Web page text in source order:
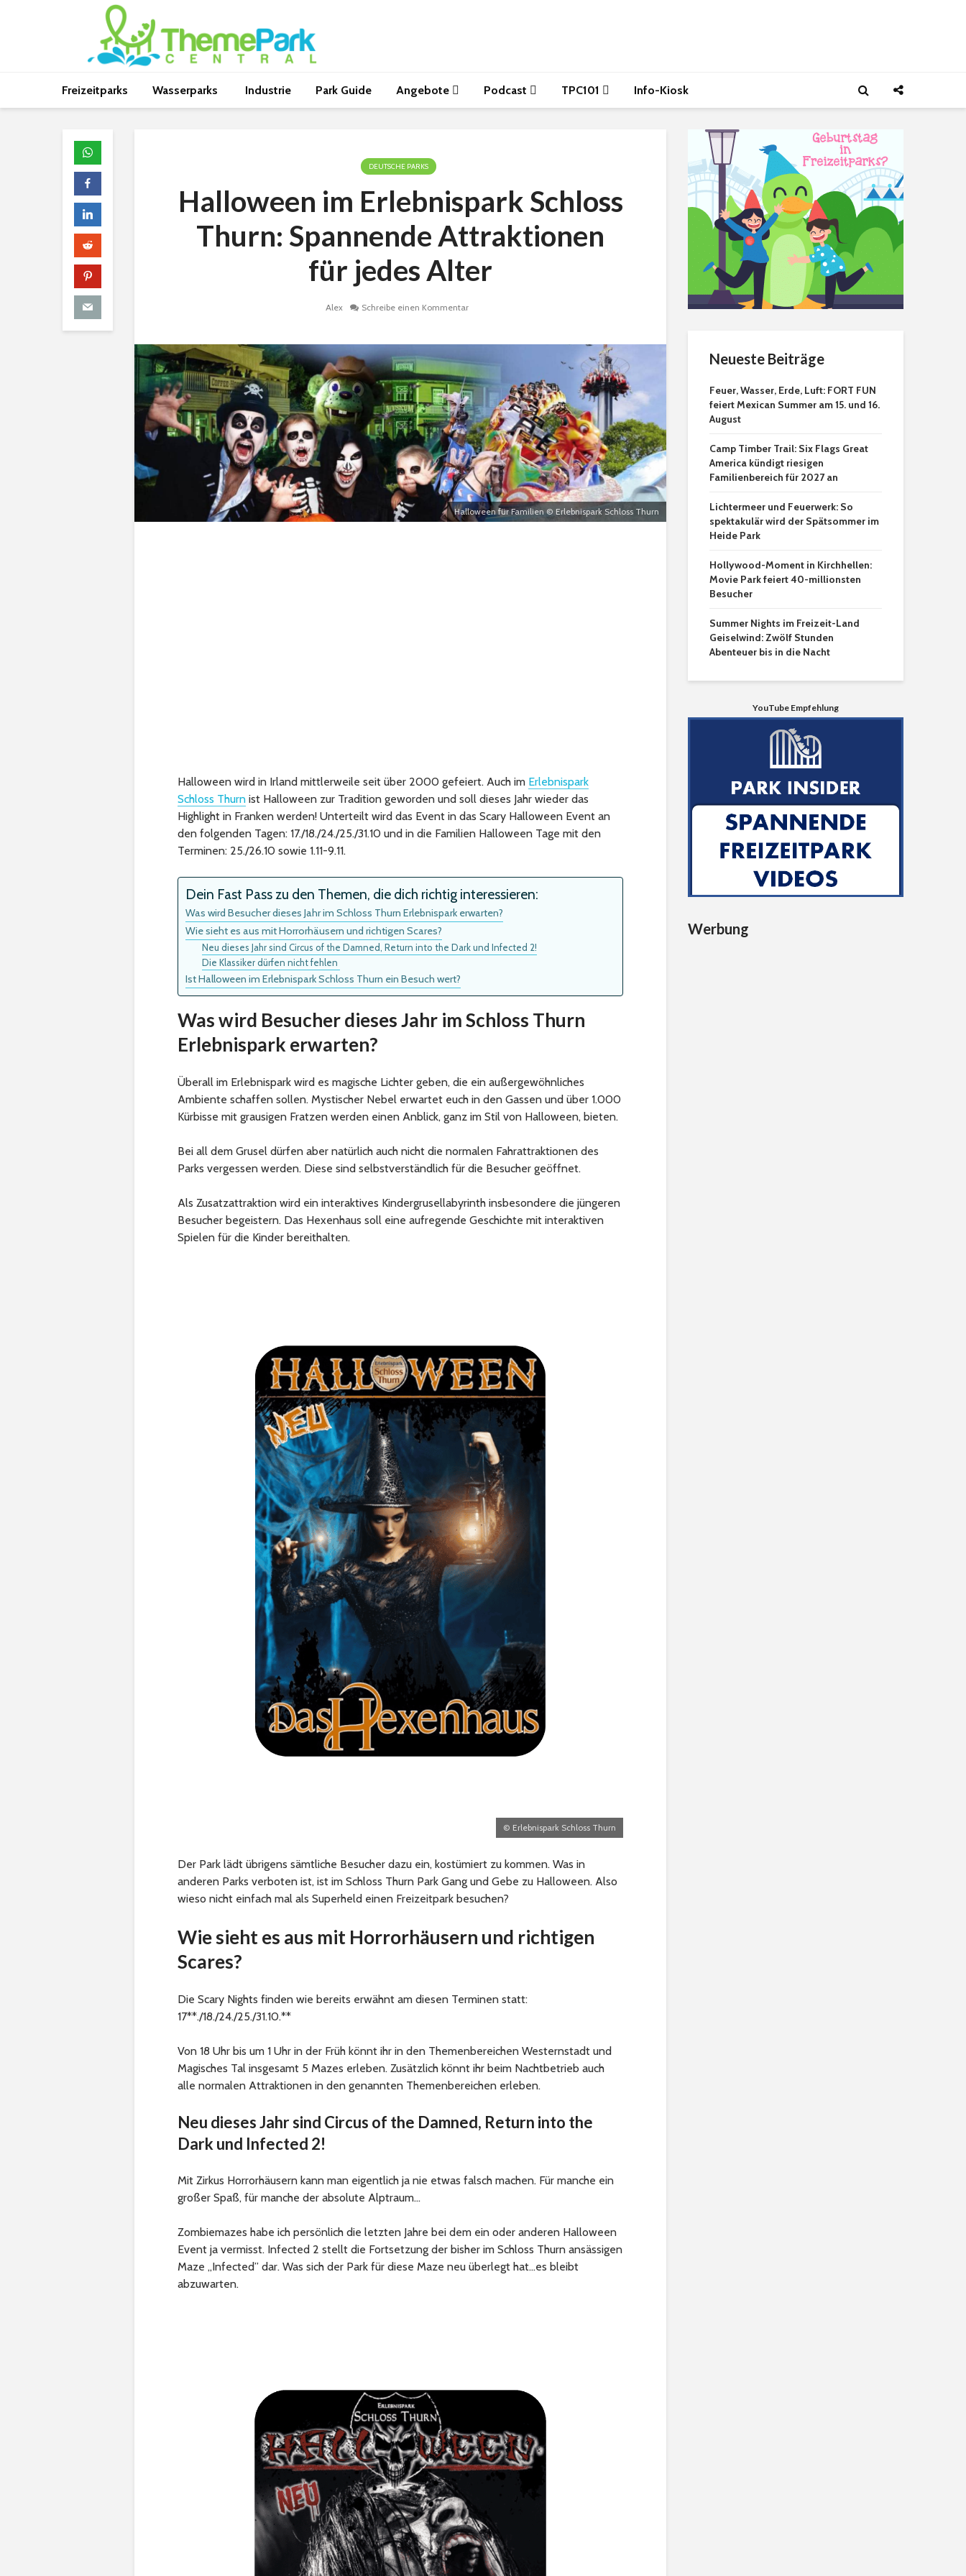
Freizeitparks Wasserparks Industrie Park Guide Angebote Podcast TPC101 Info-Kiosk
DEUTSCHE PARKS
Halloween im Erlebnispark Schloss
Thurn: Spannende Attraktionen
für jedes Alter
Alex Schreibe einen Kommentar
Halloween für Familien © Erlebnispark Schloss Thurn
Halloween wird in Irland mittlerweile seit über 2000 gefeiert. Auch im Erlebnispark
Schloss Thurn ist Halloween zur Tradition geworden und soll dieses Jahr wieder das
Highlight in Franken werden! Unterteilt wird das Event in das Scary Halloween Event an
den folgenden Tagen: 17./18./24./25./31.10 und in die Familien Halloween Tage mit den
Terminen: 25./26.10 sowie 1.11-9.11.
Dein Fast Pass zu den Themen, die dich richtig interessieren:
Was wird Besucher dieses Jahr im Schloss Thurn Erlebnispark erwarten?
Wie sieht es aus mit Horrorhäusern und richtigen Scares?
Neu dieses Jahr sind Circus of the Damned, Return into the Dark und Infected 2!
Die Klassiker dürfen nicht fehlen
Ist Halloween im Erlebnispark Schloss Thurn ein Besuch wert?
Was wird Besucher dieses Jahr im Schloss Thurn
Erlebnispark erwarten?
Überall im Erlebnispark wird es magische Lichter geben, die ein außergewöhnliches
Ambiente schaffen sollen. Mystischer Nebel erwartet euch in den Gassen und über 1.000
Kürbisse mit grausigen Fratzen werden einen Anblick, ganz im Stil von Halloween, bieten.
Bei all dem Grusel dürfen aber natürlich auch nicht die normalen Fahrattraktionen des
Parks vergessen werden. Diese sind selbstverständlich für die Besucher geöffnet.
Als Zusatzattraktion wird ein interaktives Kindergrusellabyrinth insbesondere die jüngeren
Besucher begeistern. Das Hexenhaus soll eine aufregende Geschichte mit interaktiven
Spielen für die Kinder bereithalten.
© Erlebnispark Schloss Thurn
Der Park lädt übrigens sämtliche Besucher dazu ein, kostümiert zu kommen. Was in
anderen Parks verboten ist, ist im Schloss Thurn Park Gang und Gebe zu Halloween. Also
wieso nicht einfach mal als Superheld einen Freizeitpark besuchen?
Wie sieht es aus mit Horrorhäusern und richtigen
Scares?
Die Scary Nights finden wie bereits erwähnt am diesen Terminen statt:
17**./18./24./25./31.10.**
Von 18 Uhr bis um 1 Uhr in der Früh könnt ihr in den Themenbereichen Westernstadt und
Magisches Tal insgesamt 5 Mazes erleben. Zusätzlich könnt ihr beim Nachtbetrieb auch
alle normalen Attraktionen in den genannten Themenbereichen erleben.
Neu dieses Jahr sind Circus of the Damned, Return into the
Dark und Infected 2!
Mit Zirkus Horrorhäusern kann man eigentlich ja nie etwas falsch machen. Für manche ein
großer Spaß, für manche der absolute Alptraum…
Zombiemazes habe ich persönlich die letzten Jahre bei dem ein oder anderen Halloween
Event ja vermisst. Infected 2 stellt die Fortsetzung der bisher im Schloss Thurn ansässigen
Maze „Infected” dar. Was sich der Park für diese Maze neu überlegt hat…es bleibt
abzuwarten.
Neueste Beiträge
Feuer, Wasser, Erde, Luft: FORT FUN
feiert Mexican Summer am 15. und 16.
August
Camp Timber Trail: Six Flags Great
America kündigt riesigen
Familienbereich für 2027 an
Lichtermeer und Feuerwerk: So
spektakulär wird der Spätsommer im
Heide Park
Hollywood-Moment in Kirchhellen:
Movie Park feiert 40-millionsten
Besucher
Summer Nights im Freizeit-Land
Geiselwind: Zwölf Stunden
Abenteuer bis in die Nacht
YouTube Empfehlung
Werbung